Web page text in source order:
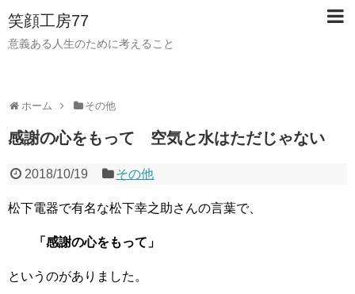
笑顔工房77
意義ある人生のために考えること
ホーム その他
感謝の心をもって 空気と水はただじゃない
2018/10/19 その他
松下電器で有名な松下幸之助さんの言葉で、
「感謝の心をもって」
というのがありました。